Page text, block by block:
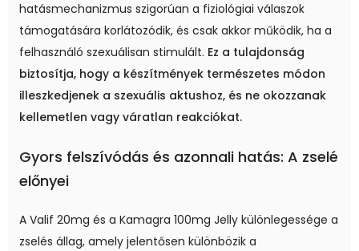
hatásmechanizmus szigorúan a fiziológiai válaszok
támogatására korlátozódik, és csak akkor működik, ha a
felhasználó szexuálisan stimulált. Ez a tulajdonság
biztosítja, hogy a készítmények természetes módon
illeszkedjenek a szexuális aktushoz, és ne okozzanak
kellemetlen vagy váratlan reakciókat.
Gyors felszívódás és azonnali hatás: A zselé
előnyei
A Valif 20mg és a Kamagra 100mg Jelly különlegessége a
zselés állag, amely jelentősen különbözik a